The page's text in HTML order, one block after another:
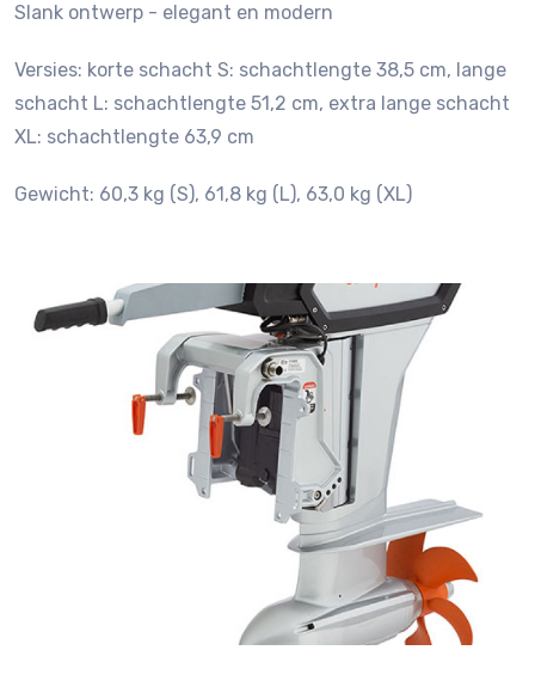
Slank ontwerp - elegant en modern
Versies: korte schacht S: schachtlengte 38,5 cm, lange
schacht L: schachtlengte 51,2 cm, extra lange schacht
XL: schachtlengte 63,9 cm
Gewicht: 60,3 kg (S), 61,8 kg (L), 63,0 kg (XL)